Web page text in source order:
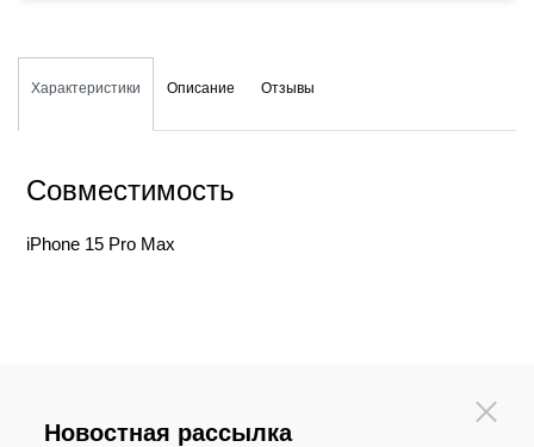
Описание
Характеристики Отзывы
Совместимость
iPhone 15 Pro Max
Новостная рассылка